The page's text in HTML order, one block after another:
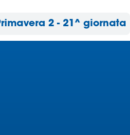
2 - 21^ giornata